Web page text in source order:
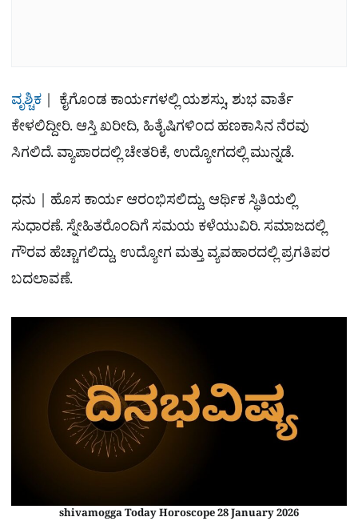
ವೃಶ್ಚಿಕ | ಕೈಗೊಂಡ ಕಾರ್ಯಗಳಲ್ಲಿ ಯಶಸ್ಸು, ಶುಭ ವಾರ್ತೆ
ಕೇಳಲಿದ್ದೀರಿ. ಆಸ್ತಿ ಖರೀದಿ, ಹಿತೈಷಿಗಳಿಂದ ಹಣಕಾಸಿನ ನೆರವು
ಸಿಗಲಿದೆ. ವ್ಯಾಪಾರದಲ್ಲಿ ಚೇತರಿಕೆ, ಉದ್ಯೋಗದಲ್ಲಿ ಮುನ್ನಡೆ.
ಧನು | ಹೊಸ ಕಾರ್ಯ ಆರಂಭಿಸಲಿದ್ದು, ಆರ್ಥಿಕ ಸ್ಥಿತಿಯಲ್ಲಿ
ಸುಧಾರಣೆ. ಸ್ನೇಹಿತರೊಂದಿಗೆ ಸಮಯ ಕಳೆಯುವಿರಿ. ಸಮಾಜದಲ್ಲಿ
ಗೌರವ ಹೆಚ್ಚಾಗಲಿದ್ದು, ಉದ್ಯೋಗ ಮತ್ತು ವ್ಯವಹಾರದಲ್ಲಿ ಪ್ರಗತಿಪರ
ಬದಲಾವಣೆ.
shivamogga Today Horoscope 28 January 2026